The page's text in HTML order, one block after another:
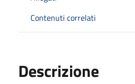
Contenuti correlati
Descrizione